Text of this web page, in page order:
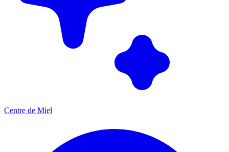
Centre de Miel